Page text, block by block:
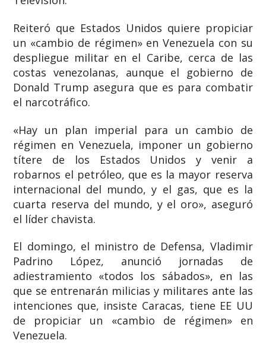
Reiteró que Estados Unidos quiere propiciar
un «cambio de régimen» en Venezuela con su
despliegue militar en el Caribe, cerca de las
costas venezolanas, aunque el gobierno de
Donald Trump asegura que es para combatir
el narcotráfico.
«Hay un plan imperial para un cambio de
régimen en Venezuela, imponer un gobierno
títere de los Estados Unidos y venir a
robarnos el petróleo, que es la mayor reserva
internacional del mundo, y el gas, que es la
cuarta reserva del mundo, y el oro», aseguró
el líder chavista.
El domingo, el ministro de Defensa, Vladimir
Padrino López, anunció jornadas de
adiestramiento «todos los sábados», en las
que se entrenarán milicias y militares ante las
intenciones que, insiste Caracas, tiene EE UU
de propiciar un «cambio de régimen» en
Venezuela.